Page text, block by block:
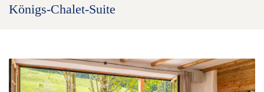
Königs-Chalet-Suite